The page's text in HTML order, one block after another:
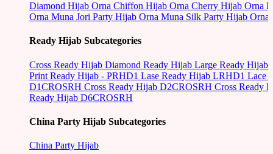
Diamond Hijab Orna Chiffon Hijab Orna Cherry Hijab Orna
Orna Muna Jori Party Hijab Orna Muna Silk Party Hijab Orna
Ready Hijab Subcategories
Cross Ready Hijab Diamond Ready Hijab Large Ready Hijab
Print Ready Hijab - PRHD1 Lase Ready Hijab LRHD1 Lace
D1CROSRH Cross Ready Hijab D2CROSRH Cross Ready
Ready Hijab D6CROSRH
China Party Hijab Subcategories
China Party Hijab